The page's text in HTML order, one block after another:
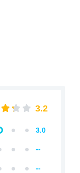
3.2
3.0
--
--